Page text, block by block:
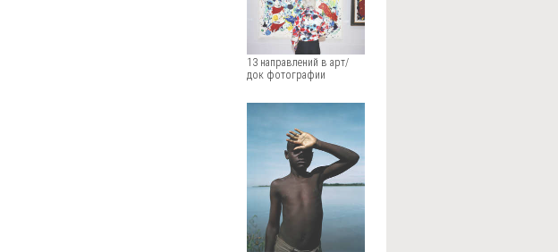
13 направлений в арт/
док фотографии